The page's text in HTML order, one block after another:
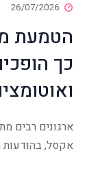
26/07/2026
הטמעת
כך
ארגונים רבים
אקסל, בהודעות